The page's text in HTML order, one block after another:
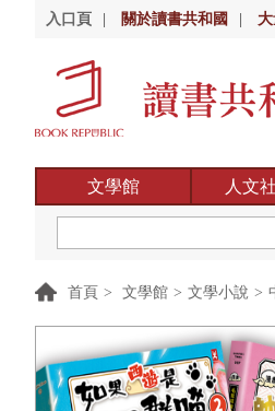
入口頁 關於讀書共和國
文學館 人文
首頁 > 文學館 > 文學小說 >